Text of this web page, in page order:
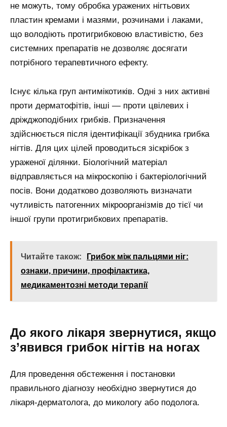
не можуть, тому обробка уражених нігтьових
пластин кремами і мазями, розчинами і лаками,
що володіють протигрибковою властивістю, без
системних препаратів не дозволяє досягати
потрібного терапевтичного ефекту.
Існує кілька груп антимікотиків. Одні з них активні
проти дерматофітів, інші — проти цвілевих і
дріжджоподібних грибків. Призначення
здійснюється після ідентифікації збудника грибка
нігтів. Для цих цілей проводиться зіскрібок з
ураженої ділянки. Біологічний матеріал
відправляється на мікроскопію і бактеріологічний
посів. Вони додатково дозволяють визначати
чутливість патогенних мікроорганізмів до тієї чи
іншої групи протигрибкових препаратів.
Читайте також:
Грибок між пальцями ніг:
ознаки, причини, профілактика,
медикаментозні методи терапії
До якого лікаря звернутися, якщо
з’явився грибок нігтів на ногах
Для проведення обстеження і постановки
правильного діагнозу необхідно звернутися до
лікаря-дерматолога, до микологу або подолога.